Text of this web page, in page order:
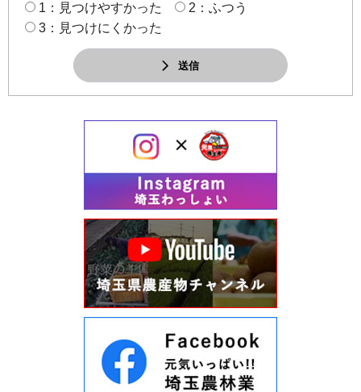
1：見つけやすかった
2：ふつう
3：見つけにくかった
送信